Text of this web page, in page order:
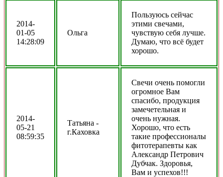
2014-
01-05
14:28:09
Ольга
Пользуюсь сейчас
этими свечами,
чувствую себя лучше.
Думаю, что всё будет
хорошо.
2014-
05-21
08:59:35
Татьяна -
г.Каховка
Свечи очень помогли
огромное Вам
спасибо, продукция
замечетельная и
очень нужная.
Хорошо, что есть
такие профессионалы
фитотерапевты как
Александр Петрович
Дубчак. Здоровья,
Вам и успехов!!!